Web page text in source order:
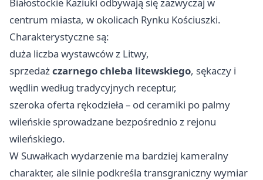
centrum miasta, w okolicach Rynku Kościuszki.
Charakterystyczne są:
duża liczba wystawców z Litwy,
sprzedaż czarnego chleba litewskiego, sękaczy i
wędlin według tradycyjnych receptur,
szeroka oferta rękodzieła – od ceramiki po palmy
wileńskie sprowadzane bezpośrednio z rejonu
wileńskiego.
W Suwałkach wydarzenie ma bardziej kameralny
charakter, ale silnie podkreśla transgraniczny wymiar